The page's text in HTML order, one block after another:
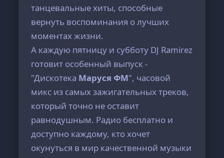
танцевальные хиты, способные
вернуть воспоминания о лучших
моментах жизни.
А каждую пятницу и субботу DJ Ramirez
готовит особенный выпуск -
"Дискотека Маруся ФМ", часовой
микс из самых зажигательных треков,
который точно не оставит
равнодушным. Радио бесплатно и
доступно каждому, кто хочет
окунуться в мир качественной музыки